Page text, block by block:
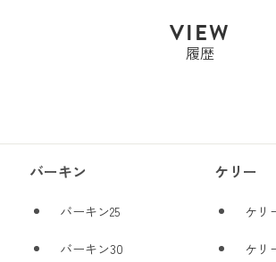
VIEW
履歴
バーキン
バーキン25
バーキン30
ケリー
ケリ
ケリ